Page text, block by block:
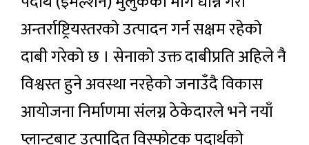
अन्तर्राष्ट्रियस्तरको उत्पादन गर्न सक्षम रहेको
दाबी गरेको छ । सेनाको उक्त दाबीप्रति अहिले नै
विश्वस्त हुने अवस्था नरहेको जनाउँदै विकास
आयोजना निर्माणमा संलग्न ठेकेदारले भने नयाँ
प्लान्टबाट उत्पादित विस्फोटक पदार्थको